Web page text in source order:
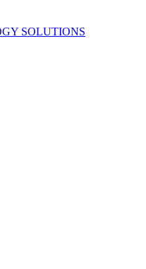
SOLUTIONS